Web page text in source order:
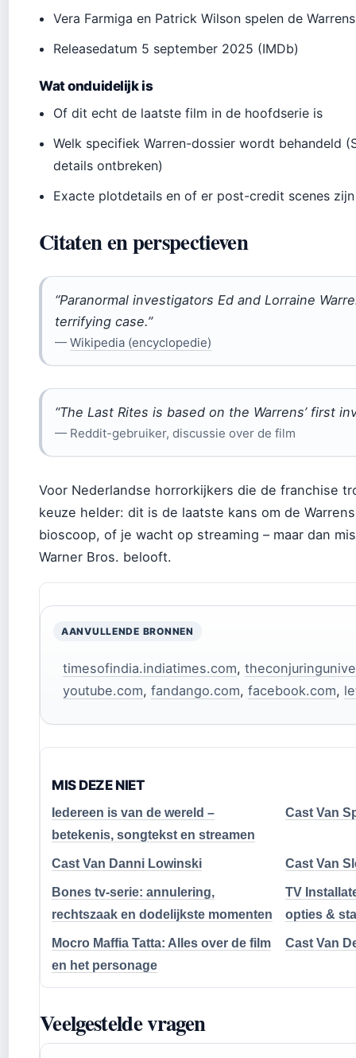
Vera Farmiga en Patrick Wilson spelen de
Releasedatum 5 september 2025 (IMDb)
Wat onduidelijk is
Of dit echt de laatste film in de hoofdserie is
Welk specifiek Warren-dossier wordt behandeld
details ontbreken)
Exacte plotdetails en of er post-credit scenes zijn
Citaten en perspectieven
“Paranormal investigators Ed and Lorraine
terrifying case.”
— Wikipedia (encyclopedie)
“The Last Rites is based on the Warrens’ first
— Reddit-gebruiker, discussie over de film
Voor Nederlandse horrorkijkers die de franchise
keuze helder: dit is de laatste kans om de
bioscoop, of je wacht op streaming – maar dan
Warner Bros. belooft.
AANVULLENDE BRONNEN
timesofindia.indiatimes.com,
youtube.com,fandango.com,facebook.com,
MIS DEZE NIET
Iedereen is van de wereld –
betekenis, songtekst en streamen
Cast Van
Cast Van Danni Lowinski Cast Van
Bones tv-serie: annulering,
rechtszaak en dodelijkste momenten
TV
opties &
Mocro Maffia Tatta: Alles over de film
en het personage
Cast Van
Veelgestelde vragen